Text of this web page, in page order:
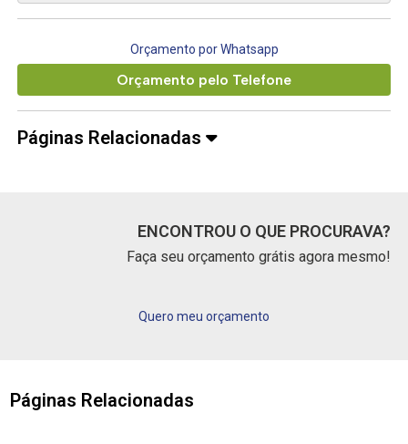
Orçamento por Whatsapp
Orçamento pelo Telefone
Páginas Relacionadas
ENCONTROU O QUE PROCURAVA?
Faça seu orçamento grátis agora mesmo!
Quero meu orçamento
Páginas Relacionadas